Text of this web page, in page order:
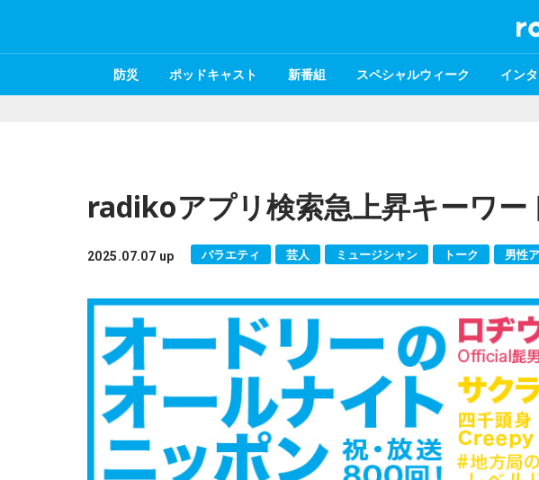
防災 ポッドキャスト 新番組 スペシャルウィーク イン
radikoアプリ検索急上昇キーワー
2025.07.07 up バラエティ 芸人 ミュージシャン トーク 男性